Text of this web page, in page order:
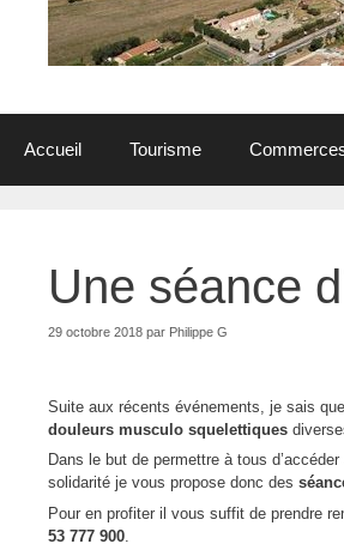
Accueil Tourisme
Une séance
29 octobre 2018 par Philippe G
Suite aux récents événements, je sais
douleurs musculo squelettiques
Dans le but de permettre à tous
solidarité je vous propose donc des
Pour en profiter il vous suffit de prendre
53 777 900